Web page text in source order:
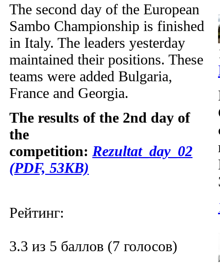
The second day of the European
Sambo Championship is finished
in Italy. The leaders yesterday
maintained their positions. These
teams were added Bulgaria,
France and Georgia.
The results of the 2nd day of
the
competition: Rezultat_day_02
(PDF, 53KB)
Рейтинг:
3.3 из 5 баллов (7 голосов)